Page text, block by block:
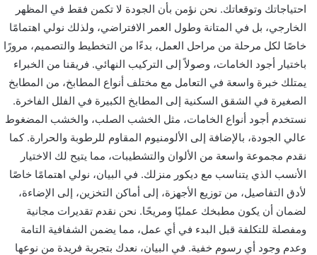
احتياجاتك وتوقعاتك. نحن نؤمن بأن الجودة لا تكمن فقط في المظهر
الخارجي، بل في المتانة وطول العمر الافتراضي، ولذلك نولي اهتمامًا
خاصًا لكل مرحلة من مراحل العمل، بدءًا من التخطيط والتصميم، مرورًا
باختيار أجود الخامات، وصولاً إلى التركيب النهائي. فريقنا من الخبراء
يمتلك خبرة واسعة في التعامل مع مختلف أنواع المطابخ، من المطابخ
الصغيرة في الشقق السكنية إلى المطابخ الكبيرة في الفلل الفاخرة.
نستخدم أجود أنواع الخامات، مثل الخشب الصلب، والخشب المضغوط
عالي الجودة، بالإضافة إلى الألومنيوم المقاوم للرطوبة والحرارة. كما
نقدم مجموعة واسعة من الألوان والتشطيبات، مما يتيح لك الاختيار
الأنسب الذي يتناسب مع ديكور منزلك. في البيان، نولي اهتمامًا خاصًا
لأدق التفاصيل، من توزيع الأجهزة، إلى أماكن التخزين، إلى الإضاءة،
لضمان أن يكون مطبخك عمليًا ومريحًا. نحن نقدم تقديرات مجانية
ومفصلة للتكلفة قبل البدء في أي عمل، مما يضمن الشفافية التامة
وعدم وجود أي رسوم خفية. في البيان، نعدك بتجربة فريدة من نوعها